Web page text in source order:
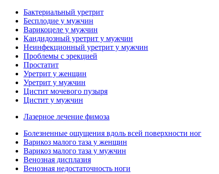
Бактериальный уретрит
Бесплодие у мужчин
Варикоцеле у мужчин
Кандидозный уретрит у мужчин
Неинфекционный уретрит у мужчин
Проблемы с эрекцией
Простатит
Уретрит у женщин
Уретрит у мужчин
Цистит мочевого пузыря
Цистит у мужчин
Лазерное лечение фимоза
Болезненные ощущения вдоль всей поверхности ног
Варикоз малого таза у женщин
Варикоз малого таза у мужчин
Венозная дисплазия
Венозная недостаточность ноги